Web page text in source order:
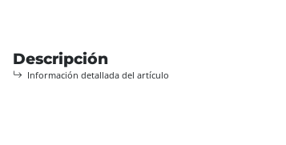
Descripción
Información detallada del artículo